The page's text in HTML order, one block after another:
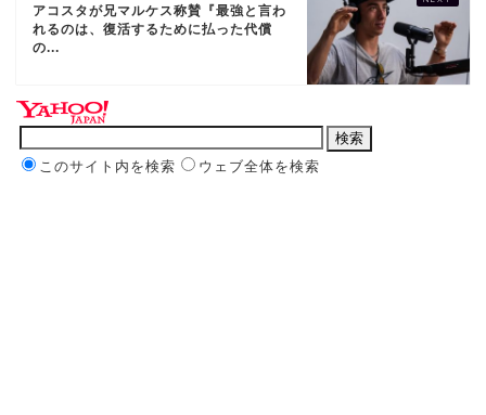
アコスタが兄マルケス称賛『最強と言わ
れるのは、復活するために払った代償
の...
このサイト内を検索 ウェブ全体を検索